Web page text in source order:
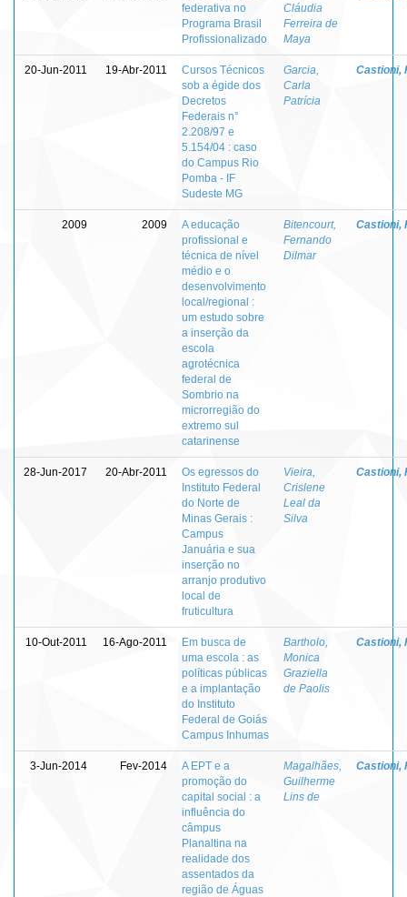
federativa no
Programa Brasil
Profissionalizado
Cláudia
Ferreira de
Maya
20-Jun-2011 19-Abr-2011
Cursos Técnicos
sob a égide dos
Decretos
Federais n°
2.208/97 e
5.154/04 : caso
do Campus Rio
Pomba - IF
Sudeste MG
Garcia,
Carla
Patrícia
Castioni,
2009 2009
A educação
profissional e
técnica de nível
médio e o
desenvolvimento
local/regional :
um estudo sobre
a inserção da
escola
agrotécnica
federal de
Sombrio na
microrregião do
extremo sul
catarinense
Bitencourt,
Fernando
Dilmar
Castioni,
28-Jun-2017 20-Abr-2011
Os egressos do
Instituto Federal
do Norte de
Minas Gerais :
Campus
Januária e sua
inserção no
arranjo produtivo
local de
fruticultura
Vieira,
Crislene
Leal da
Silva
Castioni,
10-Out-2011 16-Ago-2011
Em busca de
uma escola : as
políticas públicas
e a implantação
do Instituto
Federal de Goiás
Campus Inhumas
Bartholo,
Monica
Graziella
de Paolis
Castioni,
3-Jun-2014 Fev-2014
A EPT e a
promoção do
capital social : a
influência do
câmpus
Planaltina na
realidade dos
assentados da
região de Águas
Magalhães,
Guilherme
Lins de
Castioni,